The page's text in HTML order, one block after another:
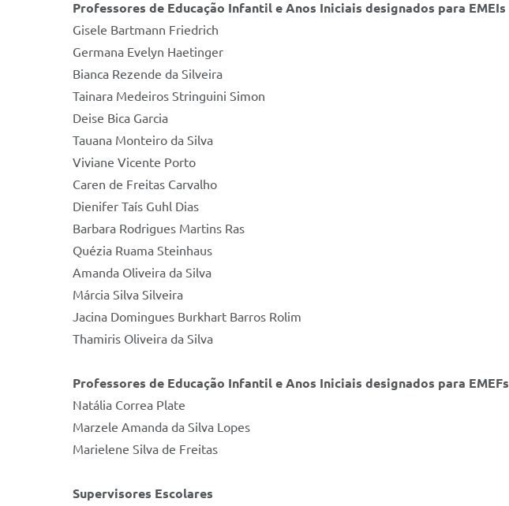
Professores de Educação Infantil e Anos Iniciais designados para EMEIs
Gisele Bartmann Friedrich
Germana Evelyn Haetinger
Bianca Rezende da Silveira
Tainara Medeiros Stringuini Simon
Deise Bica Garcia
Tauana Monteiro da Silva
Viviane Vicente Porto
Caren de Freitas Carvalho
Dienifer Taís Guhl Dias
Barbara Rodrigues Martins Ras
Quézia Ruama Steinhaus
Amanda Oliveira da Silva
Márcia Silva Silveira
Jacina Domingues Burkhart Barros Rolim
Thamiris Oliveira da Silva
Professores de Educação Infantil e Anos Iniciais designados para EMEFs
Natália Correa Plate
Marzele Amanda da Silva Lopes
Marielene Silva de Freitas
Supervisores Escolares